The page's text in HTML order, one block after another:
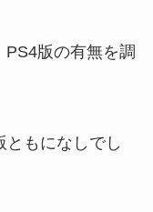
版の有無を調
もになしでし